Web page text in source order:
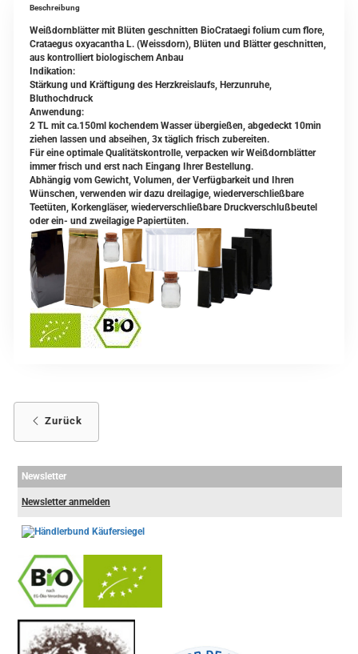
Beschreibung
Weißdornblätter mit Blüten geschnitten BioCrataegi folium cum flore,
Crataegus oxyacantha L. (Weissdorn), Blüten und Blätter geschnitten,
aus kontrolliert biologischem Anbau
Indikation:
Stärkung und Kräftigung des Herzkreislaufs, Herzunruhe,
Bluthochdruck
Anwendung:
2 TL mit ca.150ml kochendem Wasser übergießen, abgedeckt 10min
ziehen lassen und abseihen, 3x täglich frisch zubereiten.
Für eine optimale Qualitätskontrolle, verpacken wir Weißdornblätter
immer frisch und erst nach Eingang Ihrer Bestellung.
Abhängig vom Gewicht, Volumen, der Verfügbarkeit und Ihren
Wünschen, verwenden wir dazu dreilagige, wiederverschließbare
Teetüten, Korkengläser, wiederverschließbare Druckverschlußbeutel
oder ein- und zweilagige Papiertüten.
Zurück
Newsletter
Newsletter anmelden